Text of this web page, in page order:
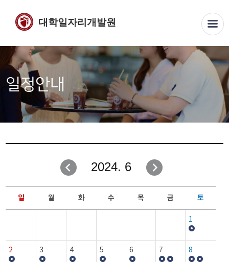
대학일자리개발원
일정안내
2024. 6
일 월 화 수 목 금 토
1
2 3 4 5 6 7 8